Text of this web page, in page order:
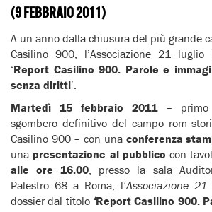
(9 FEBBRAIO 2011)
A un anno dalla chiusura del più grande
Casilino 900, l’Associazione 21
‘Report Casilino 900. Parole e
senza diritti‘.
Martedì 15 febbraio 2011– primo
sgombero definitivo del campo rom
Casilino 900 – con una conferenza
una presentazione al pubblico con
alle ore 16.00, presso la sala
Palestro 68 a Roma, l’Associazione
dossier dal titolo ‘Report Casilino 900.